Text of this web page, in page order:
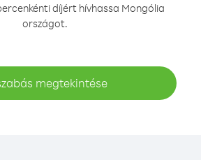
díjért hívhassa Mongólia
országot.
megtekintése